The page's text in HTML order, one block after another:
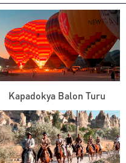
Kapadokya Balon Turu